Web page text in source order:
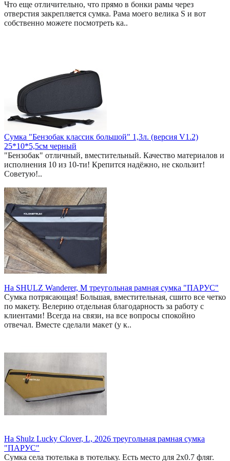
Что еще отличительно, что прямо в бонки рамы через
отверстия закрепляется сумка. Рама моего велика S и вот
собственно можете посмотреть ка..
Сумка "Бензобак классик большой" 1,3л. (версия V1.2)
25*10*5,5см черный
"Бензобак" отличный, вместительный. Качество материалов и
исполнения 10 из 10-ти! Крепится надёжно, не скользит!
Советую!..
На SHULZ Wanderer, M треугольная рамная сумка "ПАРУС"
Сумка потрясающая! Большая, вместительная, сшито все четко
по макету. Велерию отдельная благодарность за работу с
клиентами! Всегда на связи, на все вопросы спокойно
отвечал. Вместе сделали макет (у к..
На Shulz Lucky Clover, L, 2026 треугольная рамная сумка
"ПАРУС"
Сумка села тютелька в тютельку. Есть место для 2x0.7 фляг.